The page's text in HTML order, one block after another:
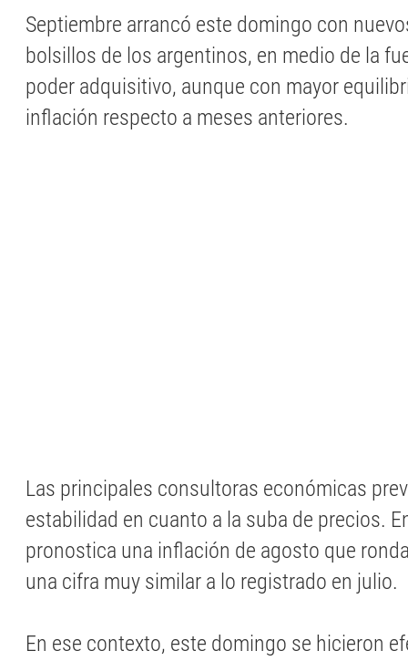
Septiembre arrancó este domingo con
bolsillos de los argentinos, en medio de la
poder adquisitivo, aunque con mayor
inflación respecto a meses anteriores.
Las principales consultoras económicas
estabilidad en cuanto a la suba de precios.
pronostica una inflación de agosto que
una cifra muy similar a lo registrado en julio.
En ese contexto, este domingo se hicieron